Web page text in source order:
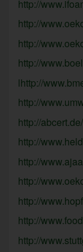
http://
http://
http://
http://
lhttp://
http://
http://abcert.de/
http://
http://
http://
http://
http://
http://